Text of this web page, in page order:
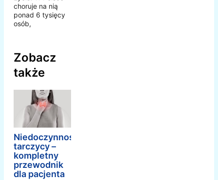
choruje na nią
ponad 6 tysięcy
osób,
Zobacz
także
Niedoczynność
tarczycy –
kompletny
przewodnik
dla pacjenta